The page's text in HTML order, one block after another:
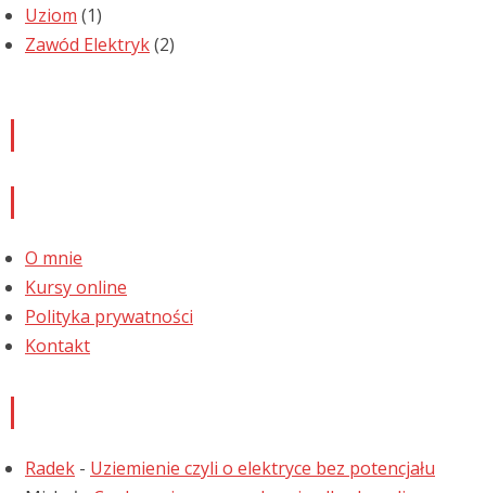
Uziom (1)
Zawód Elektryk(2)
O mnie
Kursy online
Polityka prywatności
Kontakt
Radek - Uziemienie czyli o elektryce bez potencjału